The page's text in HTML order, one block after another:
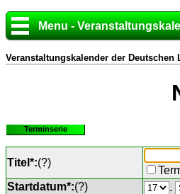
Menu -
Veranstaltungskalender der Deutschen
Terminserie
Titel*:(?)
Startdatum*:(?)
.